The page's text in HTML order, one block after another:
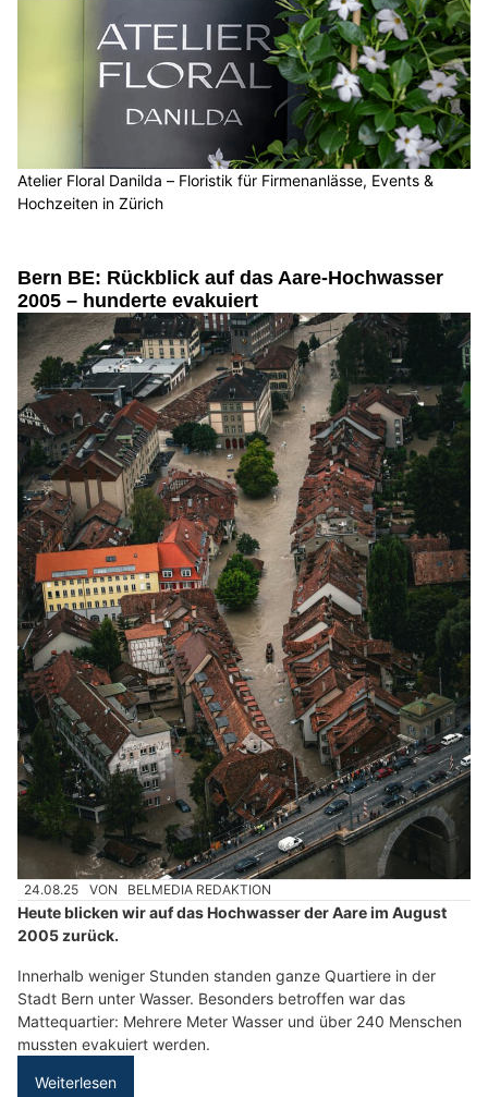
Atelier Floral Danilda – Floristik für Firmenanlässe, Events &
Hochzeiten in Zürich
Bern BE: Rückblick auf das Aare-Hochwasser
2005 – hunderte evakuiert
24.08.25 VON BELMEDIA REDAKTION
Heute blicken wir auf das Hochwasser der Aare im August
2005 zurück.
Innerhalb weniger Stunden standen ganze Quartiere in der
Stadt Bern unter Wasser. Besonders betroffen war das
Mattequartier: Mehrere Meter Wasser und über 240 Menschen
mussten evakuiert werden.
Weiterlesen